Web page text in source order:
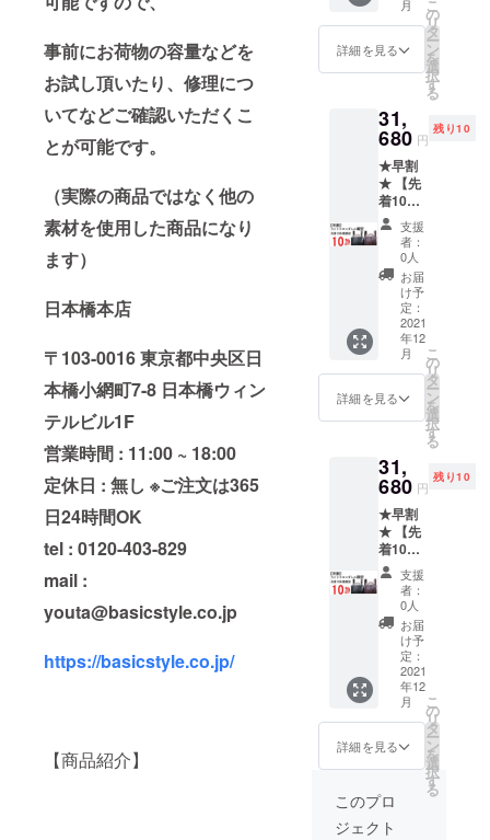
事前にお荷物の容量などを
お試し頂いたり、修理につ
いてなどご確認いただくこ
とが可能です。
（実際の商品ではなく他の
素材を使用した商品になり
ます）
日本橋本店
〒103-0016 東京都中央区日
本橋小網町7-8 日本橋ウィン
テルビル1F
営業時間 : 11:00 ~ 18:00
定休日 : 無し ※ご注文は365
日24時間OK
tel : 0120-403-829
mail :
youta@basicstyle.co.jp
https://basicstyle.co.jp/
【商品紹介】
15％オ
フ
35,200
円
→29,92
込み）
月
詳細を見る
こ
の
リ
タ
ー
ン
を
選
択
す
る
31,
680 円
残り10
★早割
★ 【先
着10名
様】ラ
イトク
ロコダ
レス 縦
発売価
格の
10％オ
35,200
円
→31,68
0円（税
支援
者：
0人
お届
け予
定：
2021
年12
月
詳細を見る
こ
の
リ
タ
ー
ン
を
選
択
す
る
31,
680 円
残り10
★早割
★ 【先
着10名
様】ラ
イトク
ロコダ
レス 横
発売価
格の
10％オ
35,200
円
→31,68
0 円
（税込
み）
支援
者：
0人
お届
け予
定：
2021
年12
月
詳細を見る
こ
の
リ
タ
ー
ン
を
選
択
す
る
このプロ
ジェクト